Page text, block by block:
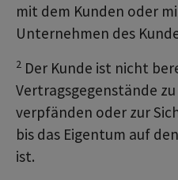
mit dem Kunden oder
Unternehmen des
2 Der Kunde ist nicht
Vertragsgegenstände
verpfänden oder zur
bis das Eigentum auf
ist.